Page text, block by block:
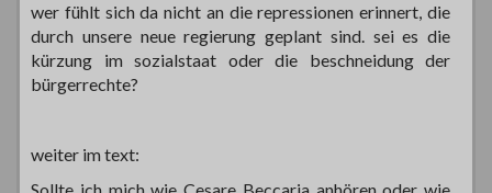
wer fühlt sich da nicht an die repressionen erinnert, die
durch unsere neue regierung geplant sind. sei es die
kürzung im sozialstaat oder die beschneidung der
bürgerrechte?
weiter im text: